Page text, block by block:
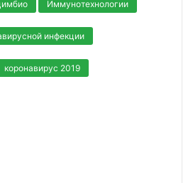
Иммунотехнологии
инфекции
коронавирус 2019